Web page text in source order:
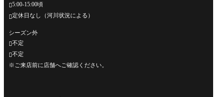
5:00-15:00頃
定休日なし（河川状況による）
シーズン外
不定
不定
※ご来店前に店舗へご確認ください。